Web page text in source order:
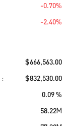
-0.70%
-2.40%
$666,563.00
$832,530.00
0.09 %
58.22M